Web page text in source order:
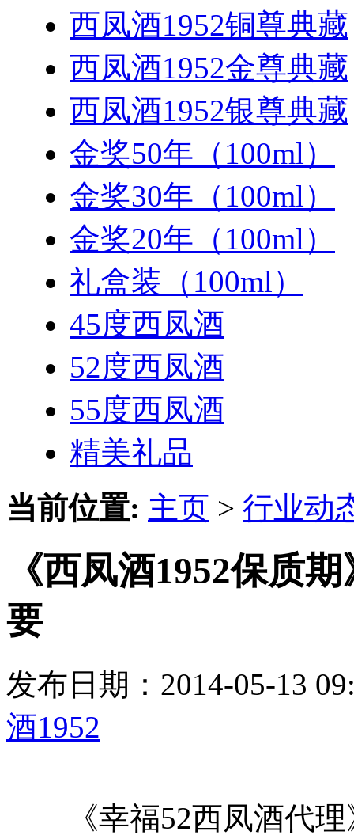
西凤酒1952铜尊典藏
西凤酒1952金尊典藏
西凤酒1952银尊典藏
金奖50年（100ml）
金奖30年（100ml）
金奖20年（100ml）
礼盒装（100ml）
45度西凤酒
52度西凤酒
55度西凤酒
精美礼品
当前位置: 主页 > 行业动
《西凤酒1952保质
要
发布日期：2014-05-13
酒1952
《幸福52西凤酒代理